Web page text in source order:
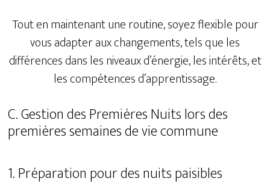
Tout en maintenant une routine, soyez flexible pour
vous adapter aux changements, tels que les
différences dans les niveaux d’énergie, les intérêts, et
les compétences d’apprentissage.
C. Gestion des Premières Nuits lors des
premières semaines de vie commune
1. Préparation pour des nuits paisibles